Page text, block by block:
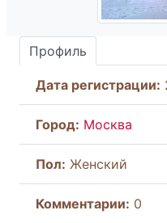
Профиль
Дата регистрации:
Город: Москва
Пол: Женский
Комментарии: 0